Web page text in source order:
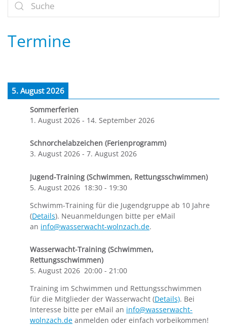
Termine
5. August 2026
Sommerferien
1. August 2026 - 14. September 2026
Schnorchelabzeichen (Ferienprogramm)
3. August 2026 - 7. August 2026
Jugend-Training (Schwimmen, Rettungsschwimmen)
5. August 2026 18:30 - 19:30
Schwimm-Training für die Jugendgruppe ab 10 Jahre
(Details). Neuanmeldungen bitte per eMail
an info@wasserwacht-wolnzach.de.
Wasserwacht-Training (Schwimmen,
Rettungsschwimmen)
5. August 2026 20:00 - 21:00
Training im Schwimmen und Rettungsschwimmen
für die Mitglieder der Wasserwacht (Details). Bei
Interesse bitte per eMail an info@wasserwacht-
wolnzach.de anmelden oder einfach vorbeikommen!